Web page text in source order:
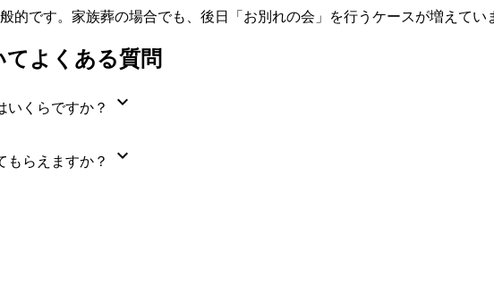
的です。家族葬の場合でも、後日「お別れの会」を行うケースが増えてい
よくある質問
いくらですか？ expand_more
もらえますか？ expand_more